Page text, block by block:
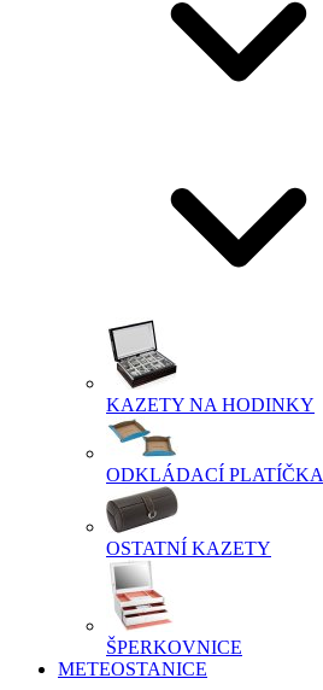
KAZETY NA HODINKY
ODKLÁDACÍ PLATÍČKA
OSTATNÍ KAZETY
ŠPERKOVNICE
METEOSTANICE